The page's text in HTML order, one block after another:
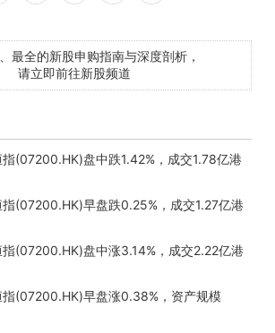
最全的新股申购指南与深度剖析，
请立即前往新股频道
(07200.HK)盘中跌1.42%，成交1.78亿港
(07200.HK)早盘跌0.25%，成交1.27亿港
(07200.HK)盘中涨3.14%，成交2.22亿港
指(07200.HK)早盘涨0.38%，资产规模